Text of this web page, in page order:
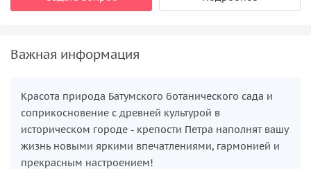
Важная информация
Красота природа Батумского ботанического сада и
соприкосновение с древней культурой в
историческом городе - крепости Петра наполнят вашу
жизнь новыми яркими впечатлениями, гармонией и
прекрасным настроением!